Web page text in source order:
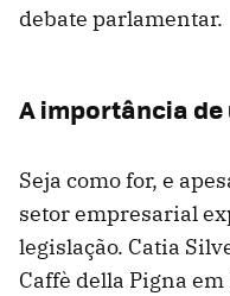
debate parlamentar.
A importância
Seja como for, e
setor empresarial
legislação. Catia
Caffè della Pigna em